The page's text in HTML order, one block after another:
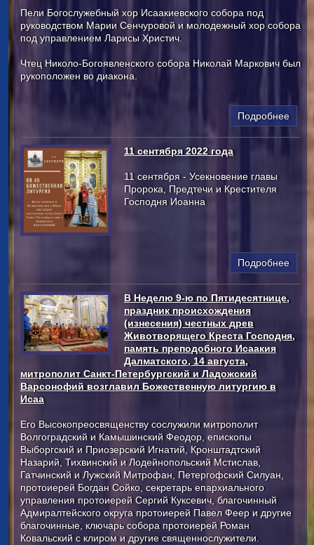
Пели Богослужебный хор Исаакиевского собора под
руководством Марии Сенчуровой и молодежный хор собора
под управлением Ларисы Христич.
Чтец Николо-Богоявленского собора Николай Маркович был
рукоположен во диакона.
Подробнее
11 сентября 2022 года
11 сентября - Усекновение главы
Пророка, Предтечи и Крестителя
Господня Иоанна
Подробнее
В Неделю 9-ю по Пятидесятнице,
праздник происхождения
(изнесения) честных древ
Животворящего Креста Господня,
память преподобного Исаакия
Далматского, 14 августа,
митрополит Санкт-Петербургский и Ладожский
Варсонофий возглавил Божественную литургию в
Исаа
Его Высокопреосвященству сослужили митрополит
Волгоградский и Камышинский Феодор, епископы
Выборгский и Приозерский Игнатий, Кронштадтский
Назарий, Тихвинский и Лодейнопольский Мстислав,
Гатчинский и Лужский Митрофан, Петергофский Силуан,
протоиерей Богдан Сойко, секретарь епархиального
управления протоиерей Сергий Куксевич, благочинный
Адмиралтейского округа протоиерей Павел Феер и другие
благочинные, ключарь собора протоиерей Роман
Ковальский с клиром и другие священнослужители.